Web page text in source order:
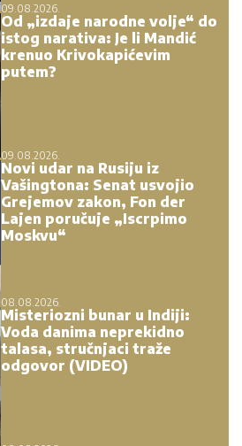
09.08.2026.
Od „izdaje narodne volje“ do
istog narativa: Je li Mandić
krenuo Krivokapićevim
putem?
09.08.2026.
Novi udar na Rusiju iz
Vašingtona: Senat usvojio
Grejemov zakon, Fon der
Lajen poručuje „Iscrpimo
Moskvu“
08.08.2026.
Misteriozni bunar u Indiji:
Voda danima neprekidno
talasa, stručnjaci traže
odgovor (VIDEO)